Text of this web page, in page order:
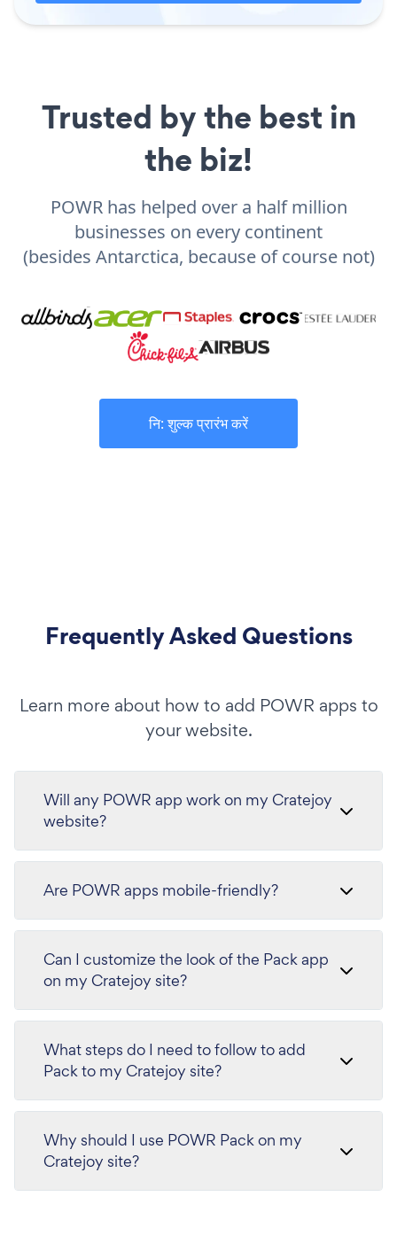
Trusted by the best in
the biz!
POWR has helped over a half million
businesses on every continent
(besides Antarctica, because of course not)
नि: शुल्क प्रारंभ करें
Frequently Asked Questions
Learn more about how to add POWR apps to
your website.
Will any POWR app work on my Cratejoy
website?
Are POWR apps mobile-friendly?
Can I customize the look of the Pack app
on my Cratejoy site?
What steps do I need to follow to add
Pack to my Cratejoy site?
Why should I use POWR Pack on my
Cratejoy site?